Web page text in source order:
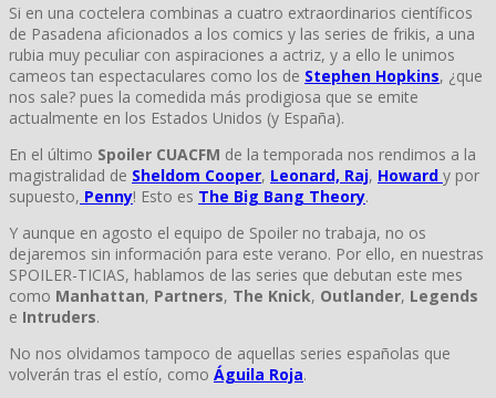
Si en una coctelera combinas a cuatro extraordinarios científicos
de Pasadena aficionados a los comics y las series de frikis, a una
rubia muy peculiar con aspiraciones a actriz, y a ello le unimos
cameos tan espectaculares como los de Stephen Hopkins, ¿que
nos sale? pues la comedida más prodigiosa que se emite
actualmente en los Estados Unidos (y España).
En el último Spoiler CUACFM de la temporada nos rendimos a la
magistralidad de Sheldom Cooper, Leonard, Raj, Howard y por
supuesto, Penny! Esto es The Big Bang Theory.
Y aunque en agosto el equipo de Spoiler no trabaja, no os
dejaremos sin información para este verano. Por ello, en nuestras
SPOILER-TICIAS, hablamos de las series que debutan este mes
como Manhattan, Partners, The Knick, Outlander, Legends
e Intruders.
No nos olvidamos tampoco de aquellas series españolas que
volverán tras el estío, como Águila Roja.